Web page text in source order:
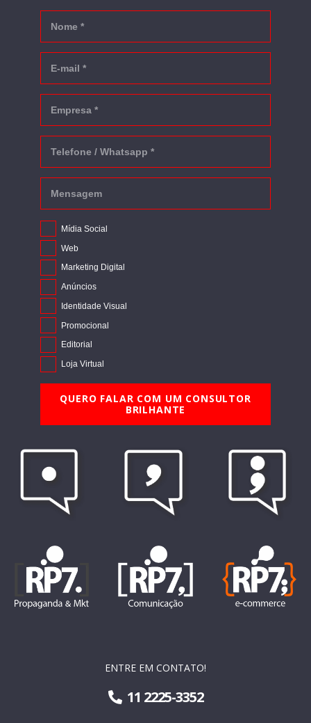
Mídia Social
Web
Marketing Digital
Anúncios
Identidade Visual
Promocional
Editorial
Loja Virtual
QUERO FALAR COM UM CONSULTOR
BRILHANTE
ENTRE EM CONTATO!
11 2225-3352